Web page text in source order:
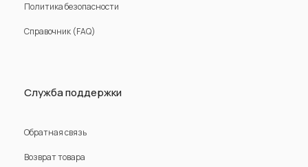
Политика безопасности
Справочник (FAQ)
Служба поддержки
Обратная связь
Возврат товара